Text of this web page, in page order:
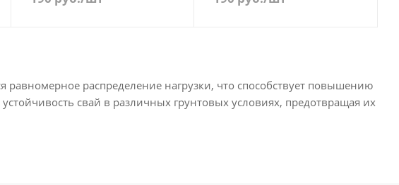
распределение нагрузки, что способствует повышению
свай в различных грунтовых условиях, предотвращая их